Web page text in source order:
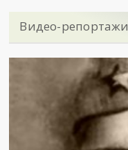
Видео-репортажи